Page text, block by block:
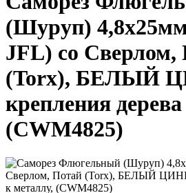
(Шуруп)
JFL) со Сверлом,
(Torx), БЕЛЫЙ
крепления
(CWM4825)